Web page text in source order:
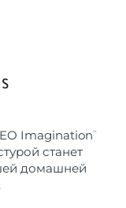
Imagination ™
станет
домашней